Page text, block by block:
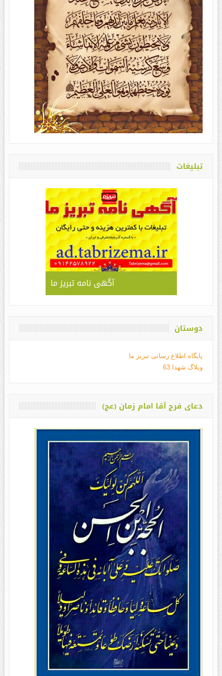
تبلیغات
آگهی نامه تبریز ما
دوستان
پایگاه اطلاع رسانی تبریز ما
وبلاگ شهدا 63
دعای فرج آقا امام زمان (عج)